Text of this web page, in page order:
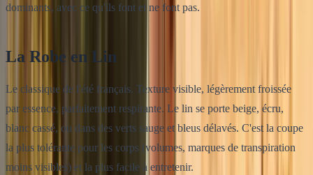
dominants, avec ce qu'ils font et ne font pas.
La Robe en Lin
Le classique de l'été français. Texture visible, légèrement froissée
par essence, parfaitement respirante. Le lin se porte beige, écru,
blanc cassé, ou dans des verts sauge et bleus délavés. C'est la coupe
la plus tolérante pour les corps (volumes, marques de transpiration
moins visibles) et la plus facile à entretenir.